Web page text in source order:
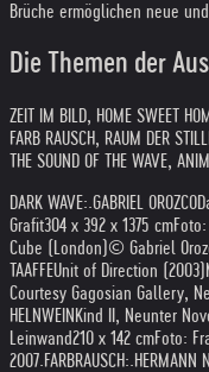
Brüche ermöglichen neue
Die Themen der
ZEIT IM BILD, HOME SWEET
FARB RAUSCH, RAUM DER
THE SOUND OF THE WAVE,
DARK WAVE:.GABRIEL OROZCO
Grafit304 x 392 x 1375 cm
Cube (London) © Gabriel
TAAFFEUnit of Direction (2003)
Courtesy Gagosian Gallery,
HELNWEIN Kind II, Neunter
Leinwand210 x 142 cmFoto:
2007.FARBRAUSCH:.HERMANN